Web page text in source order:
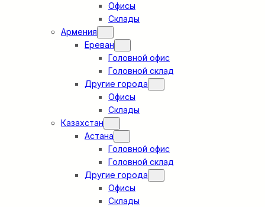
Офисы
Склады
Армения
Ереван
Головной офис
Головной склад
Другие города
Офисы
Склады
Казахстан
Астана
Головной офис
Головной склад
Другие города
Офисы
Склады